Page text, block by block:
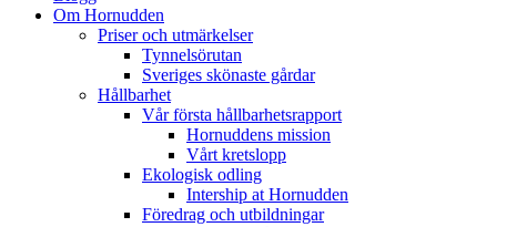
Om Hornudden
Priser och utmärkelser
Tynnelsörutan
Sveriges skönaste gårdar
Hållbarhet
Vår första hållbarhetsrapport
Hornuddens mission
Vårt kretslopp
Ekologisk odling
Intership at Hornudden
Föredrag och utbildningar